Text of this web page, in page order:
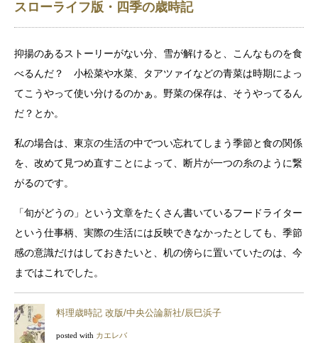
スローライフ版・四季の歳時記
抑揚のあるストーリーがない分、雪が解けると、こんなものを食
べるんだ？ 小松菜や水菜、タアツァイなどの青菜は時期によっ
てこうやって使い分けるのかぁ。野菜の保存は、そうやってるん
だ？とか。
私の場合は、東京の生活の中でつい忘れてしまう季節と食の関係
を、改めて見つめ直すことによって、断片が一つの糸のように繋
がるのです。
「旬がどうの」という文章をたくさん書いているフードライター
という仕事柄、実際の生活には反映できなかったとしても、季節
感の意識だけはしておきたいと、机の傍らに置いていたのは、今
まではこれでした。
料理歳時記 改版/中央公論新社/辰巳浜子
posted with カエレバ